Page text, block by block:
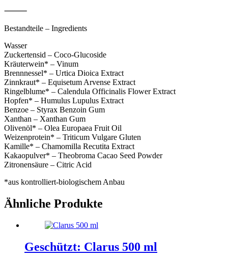
⸻
Bestandteile – Ingredients
Wasser
Zuckertensid – Coco-Glucoside
Kräuterwein* – Vinum
Brennnessel* – Urtica Dioica Extract
Zinnkraut* – Equisetum Arvense Extract
Ringelblume* – Calendula Officinalis Flower Extract
Hopfen* – Humulus Lupulus Extract
Benzoe – Styrax Benzoin Gum
Xanthan – Xanthan Gum
Olivenöl* – Olea Europaea Fruit Oil
Weizenprotein* – Triticum Vulgare Gluten
Kamille* – Chamomilla Recutita Extract
Kakaopulver* – Theobroma Cacao Seed Powder
Zitronensäure – Citric Acid
*aus kontrolliert-biologischem Anbau
Ähnliche Produkte
Geschützt: Clarus 500 ml